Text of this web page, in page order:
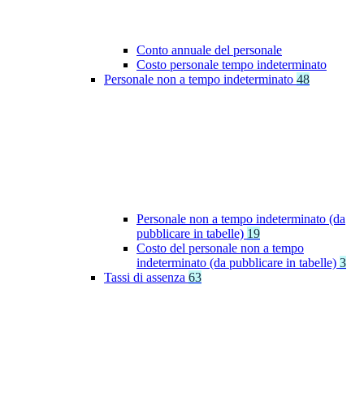
Conto annuale del personale
Costo personale tempo indeterminato
Personale non a tempo indeterminato 48
Personale non a tempo indeterminato (da
pubblicare in tabelle) 19
Costo del personale non a tempo
indeterminato (da pubblicare in tabelle) 3
Tassi di assenza 63